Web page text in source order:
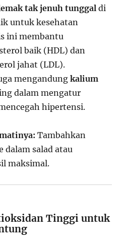
tak jenuh tunggal di
untuk kesehatan
ini membantu
baik (HDL) dan
jahat (LDL).
mengandungkalium
dalam mengatur
hipertensi.
Tambahkan
dalam salad atau
maksimal.
Tinggi untuk